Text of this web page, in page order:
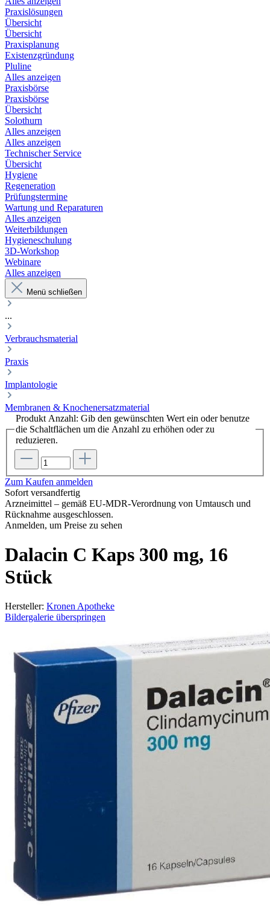
Praxislösungen
Übersicht
Übersicht
Praxisplanung
Existenzgründung
Pluline
Alles anzeigen
Praxisbörse
Praxisbörse
Übersicht
Solothurn
Alles anzeigen
Alles anzeigen
Technischer Service
Übersicht
Hygiene
Regeneration
Prüfungstermine
Wartung und Reparaturen
Alles anzeigen
Weiterbildungen
Hygieneschulung
3D-Workshop
Webinare
Alles anzeigen
Menü schließen
...
Verbrauchsmaterial
Praxis
Implantologie
Membranen & Knochenersatzmaterial
Produkt Anzahl: Gib den gewünschten Wert ein oder benutze
die Schaltflächen um die Anzahl zu erhöhen oder zu
reduzieren.
Zum Kaufen anmelden
Sofort versandfertig
Arzneimittel – gemäß EU-MDR-Verordnung von Umtausch und
Rücknahme ausgeschlossen.
Anmelden, um Preise zu sehen
Dalacin C Kaps 300 mg, 16
Stück
Hersteller: Kronen Apotheke
Bildergalerie überspringen